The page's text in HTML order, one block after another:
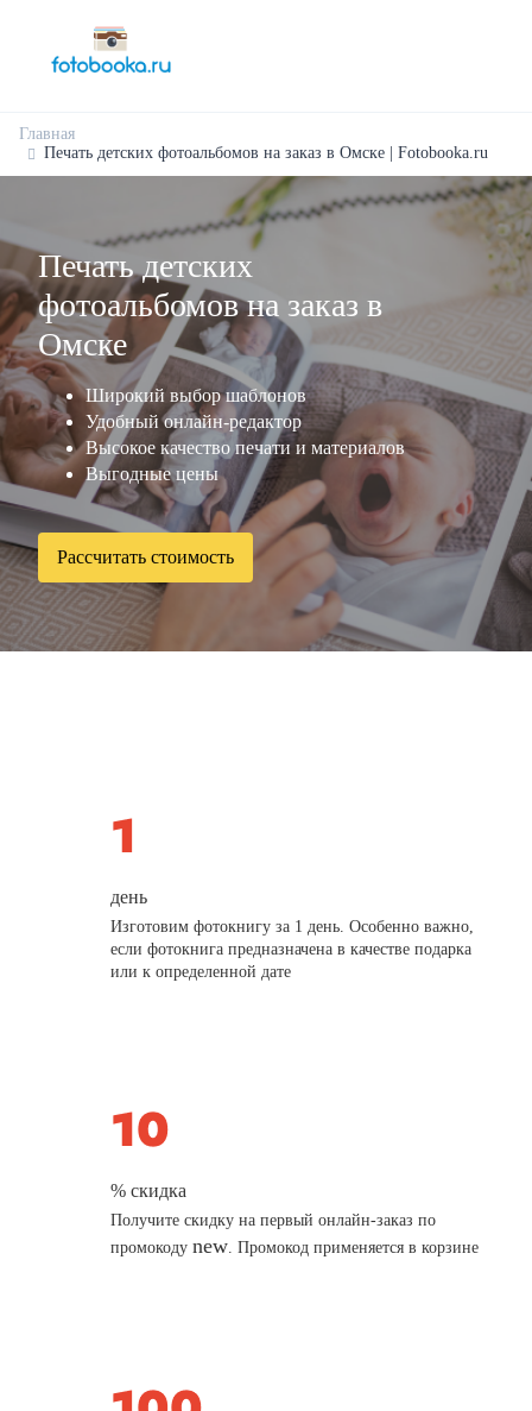
Главная
Печать детских фотоальбомов на заказ в Омске | Fotobooka.ru
Печать детских
фотоальбомов на заказ в
Омске
Широкий выбор шаблонов
Удобный онлайн-редактор
Высокое качество печати и материалов
Выгодные цены
Рассчитать стоимость
день
Изготовим фотокнигу за 1 день. Особенно важно,
если фотокнига предназначена в качестве подарка
или к определенной дате
% скидка
Получите скидку на первый онлайн-заказ по
промокодуnew. Промокод применяется в корзине